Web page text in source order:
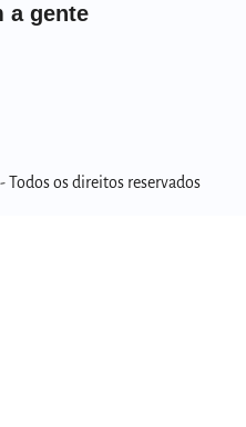
a gente
Todos os direitos reservados